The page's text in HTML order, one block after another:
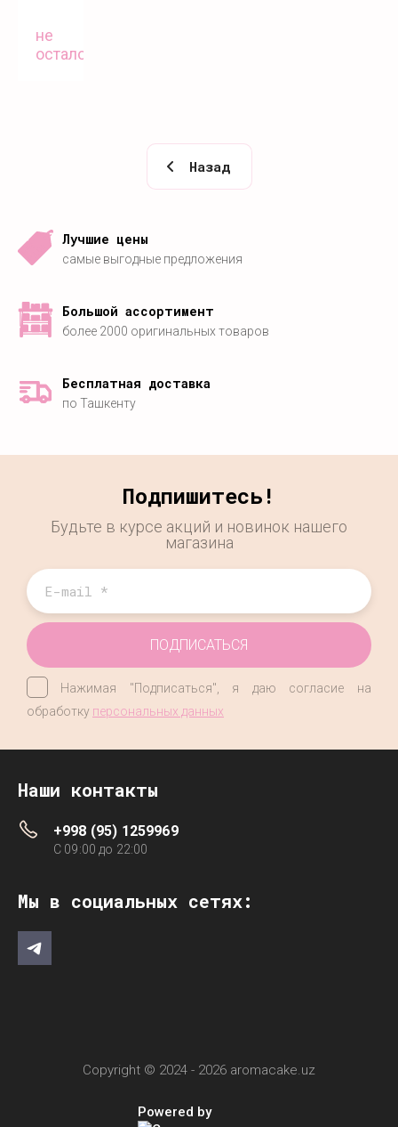
не
осталось
Назад
Лучшие цены
самые выгодные предложения
Большой ассортимент
более 2000 оригинальных товаров
Бесплатная доставка
по Ташкенту
Подпишитесь!
Будьте в курсе акций и новинок нашего
магазина
Нажимая "Подписаться", я даю согласие на
обработку персональных данных
ПОДПИСАТЬСЯ
Наши контакты
+998 (95) 1259969
C 09:00 до 22:00
Мы в социальных сетях:
Copyright © 2024 - 2026 aromacake.uz
Powered by